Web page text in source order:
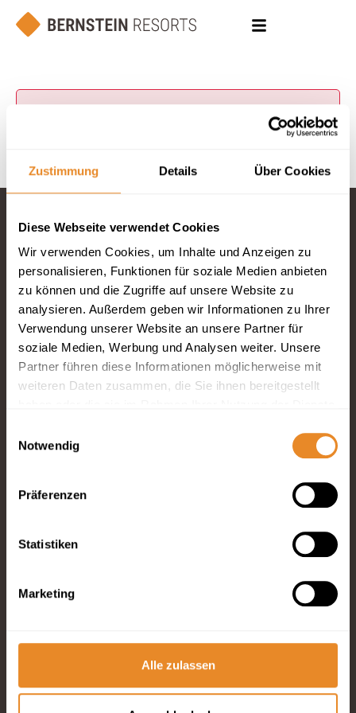
Zustimmung Details Über Cookies
Diese Webseite verwendet Cookies
Wir verwenden Cookies, um Inhalte und Anzeigen zu
personalisieren, Funktionen für soziale Medien anbieten
zu können und die Zugriffe auf unsere Website zu
analysieren. Außerdem geben wir Informationen zu Ihrer
Verwendung unserer Website an unsere Partner für
soziale Medien, Werbung und Analysen weiter. Unsere
Partner führen diese Informationen möglicherweise mit
weiteren Daten zusammen, die Sie ihnen bereitgestellt
Notwendig
Präferenzen
Statistiken
Marketing
Alle zulassen
Fragen und
Wünsche?
Telefon: 04834
E-Mail schreiben
Urlaubsservice
Abonnieren Sie unseren